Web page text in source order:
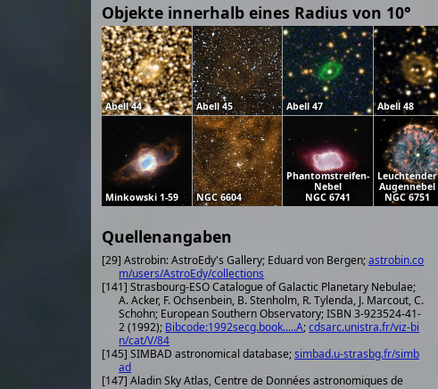
Objekte innerhalb eines Radius von 10°
Abell 44 Abell 45 Abell 47 Abell 48
Minkowski 1-59 NGC 6604
Phantomstreifen-
Nebel
NGC 6741
Leuchtender
Augennebel
NGC 6751
Quellenangaben
[29] Astrobin: AstroEdy's Gallery; Eduard von Bergen;astrobin.co
m/users/AstroEdy/collections
[141] Strasbourg-ESO Catalogue of Galactic Planetary Nebulae;
A. Acker, F. Ochsenbein, B. Stenholm, R. Tylenda, J. Marcout, C.
Schohn; European Southern Observatory; ISBN 3-923524-41-
2 (1992); Bibcode:1992secg.book.....A;cdsarc.unistra.fr/viz-bi
n/cat/V/84
[145] SIMBAD astronomical database;simbad.u-strasbg.fr/simb
ad
[147] Aladin Sky Atlas, Centre de Données astronomiques de